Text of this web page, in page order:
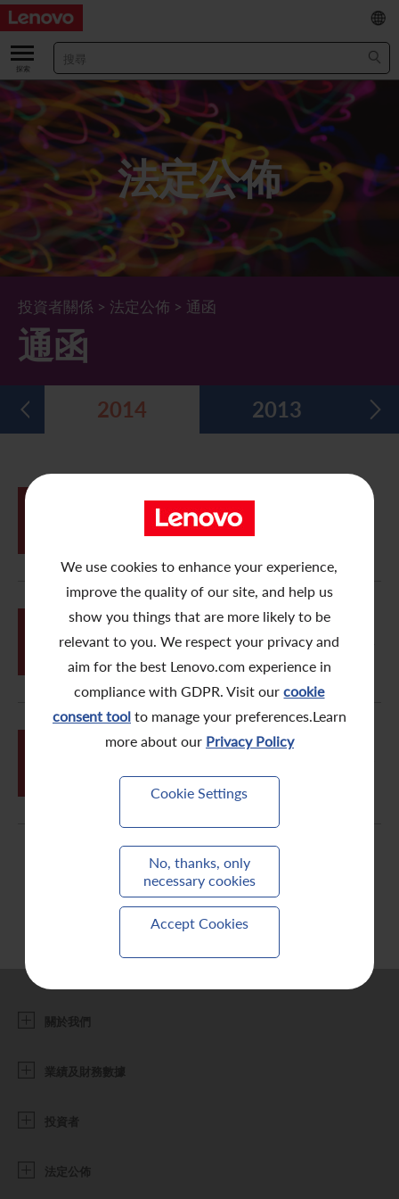
We use cookies to enhance your experience,
improve the quality of our site, and help us
show you things that are more likely to be
relevant to you. We respect your privacy and
aim for the best Lenovo.com experience in
compliance with GDPR. Visit ourcookie
consent toolto manage your preferences.Learn
more about our Privacy Policy
Cookie Settings
No, thanks, only
necessary cookies
Accept Cookies
關於我們
關於公司
董事長兼首席執行官報告書
管理團隊 (英文版)
公司資料
Lenovo.com
公司新聞
業績及財務數據
主要財務數據
業績及推介材料
綜合損益表
綜合全面收益表
綜合資產負債表
五年財務摘要
投資者
股票資料
股價資訊
新投資者
投資者活動年曆
過去投資者活動
股息資料
獎項與嘉許
法定公佈
最新消息
年報/中期報告
公告
月報表/翌日披露報表
致非登記股東函件
股份購回報告 (於二零零八年七月四日或之前)
公告 (補發已遺失的股份證明書)
附屬公司董事名單
企業管治
董事會
董事委員會
股東權利
可持續發展
董事會對環境、社會及管治事宜的監管
環境、社會及管治報告
聯合國可持續發展目標
新聞和資源
多媒體資料庫
EN
/
简
法定公佈
投資者關係 > 法定公佈 > 通函
通函
2014 2013
本公司建議於股東週年大會上擬採納的
新組織章程細則(標明版本)
29
購回股份及發行股份的一般授權、重選
董事、採納新組織章程細則及股東週年
大會通告
修訂現行持續關連交易的現行年度上限
關於我們
業績及財務數據
投資者
法定公佈